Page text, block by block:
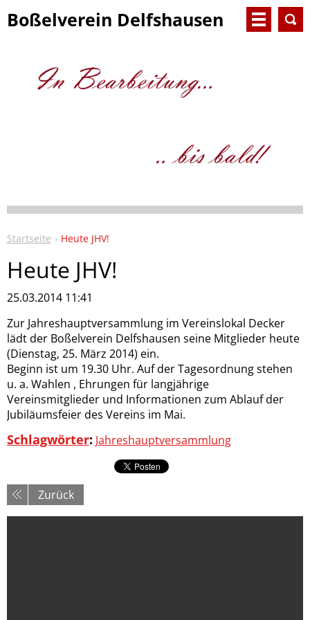
Boßelverein Delfshausen
Startseite Heute JHV!
Heute JHV!
25.03.2014 11:41
Zur Jahreshauptversammlung im Vereinslokal Decker
lädt der Boßelverein Delfshausen seine Mitglieder heute
(Dienstag, 25. März 2014) ein.
Beginn ist um 19.30 Uhr. Auf der Tagesordnung stehen
u. a. Wahlen , Ehrungen für langjährige
Vereinsmitglieder und Informationen zum Ablauf der
Jubiläumsfeier des Vereins im Mai.
Schlagwörter: Jahreshauptversammlung
Zurück